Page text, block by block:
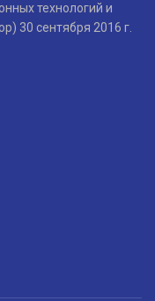
технологий и
30 сентября 2016 г.